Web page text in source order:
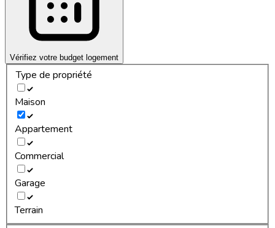
Vérifiez votre budget logement
Type de propriété
Maison
Appartement
Commercial
Garage
Terrain